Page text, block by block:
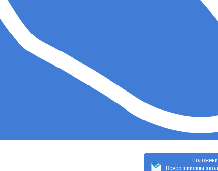
Всероссийский